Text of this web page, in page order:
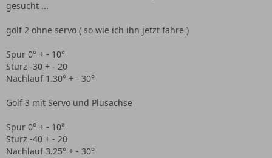
gesucht ...
golf 2 ohne servo ( so wie ich ihn jetzt fahre )
Spur 0° + - 10°
Sturz -30 + - 20
Nachlauf 1.30° + - 30°
Golf 3 mit Servo und Plusachse
Spur 0° + - 10°
Sturz -40 + - 20
Nachlauf 3.25° + - 30°